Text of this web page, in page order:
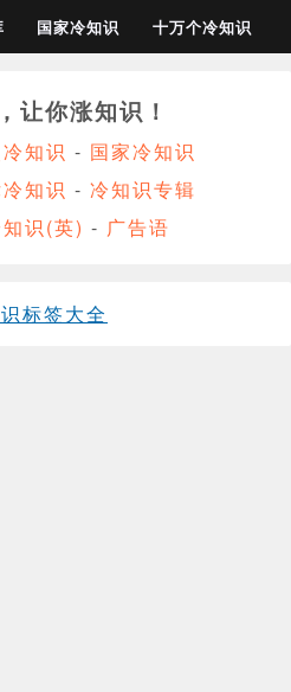
国家冷知识 十万个冷知识
让你涨知识！
知识 - 国家冷知识
知识 - 冷知识专辑
识(英) - 广告语
标签大全